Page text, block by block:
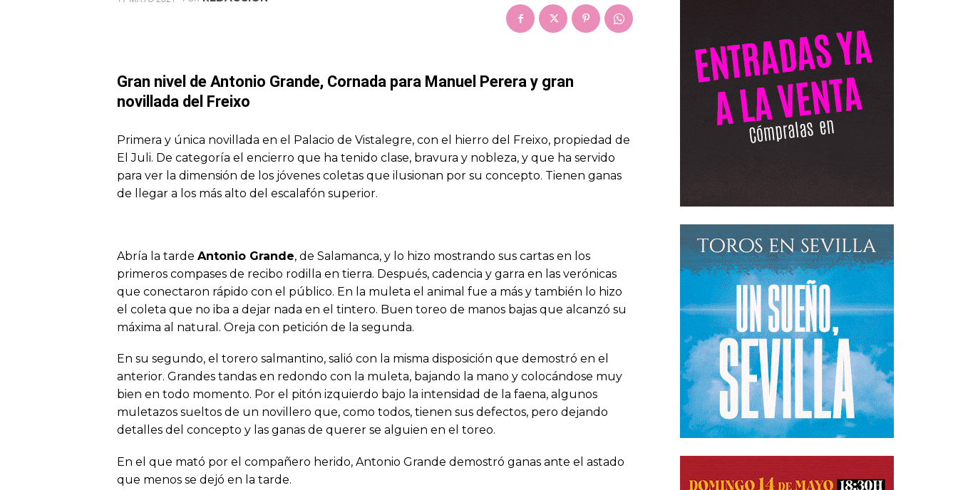
Gran nivel de Antonio Grande, Cornada para Manuel Perera y gran
novillada del Freixo
Primera y única novillada en el Palacio de Vistalegre, con el hierro del Freixo, propiedad de
El Juli. De categoría el encierro que ha tenido clase, bravura y nobleza, y que ha servido
para ver la dimensión de los jóvenes coletas que ilusionan por su concepto. Tienen ganas
de llegar a los más alto del escalafón superior.
Abría la tarde Antonio Grande, de Salamanca, y lo hizo mostrando sus cartas en los
primeros compases de recibo rodilla en tierra. Después, cadencia y garra en las verónicas
que conectaron rápido con el público. En la muleta el animal fue a más y también lo hizo
el coleta que no iba a dejar nada en el tintero. Buen toreo de manos bajas que alcanzó su
máxima al natural. Oreja con petición de la segunda.
En su segundo, el torero salmantino, salió con la misma disposición que demostró en el
anterior. Grandes tandas en redondo con la muleta, bajando la mano y colocándose muy
bien en todo momento. Por el pitón izquierdo bajo la intensidad de la faena, algunos
muletazos sueltos de un novillero que, como todos, tienen sus defectos, pero dejando
detalles del concepto y las ganas de querer se alguien en el toreo.
En el que mató por el compañero herido, Antonio Grande demostró ganas ante el astado
que menos se dejó en la tarde.